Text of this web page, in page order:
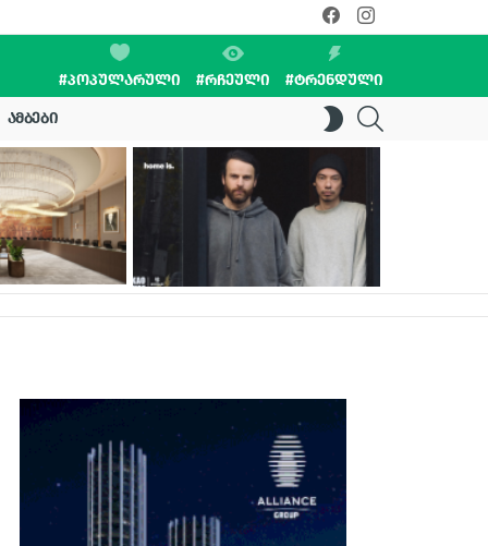
facebookinstagram
#ᲞᲝᲞᲣᲚᲐᲠᲣᲚᲘ #ᲠᲩᲔᲣᲚᲘ #ᲢᲠᲔᲜᲓᲣᲚᲘ
ᲐᲛᲑᲔᲑᲘ
SWITCH
SKIN